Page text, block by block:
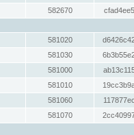
582670
581020
581030
581000
581010
581060
581070